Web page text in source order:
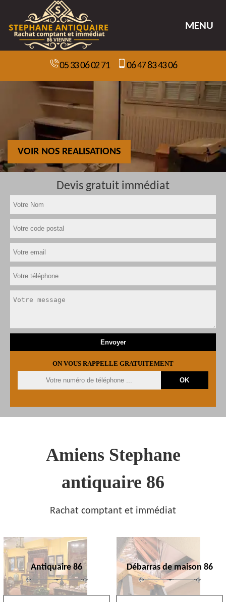
MENU
05 33 06 02 71 06 47 83 43 06
VOIR NOS REALISATIONS
Devis gratuit immédiat
ON VOUS RAPPELLE GRATUITEMENT
Amiens Stephane
antiquaire 86
Rachat comptant et immédiat
Antiquaire 86 Débarras de maison 86